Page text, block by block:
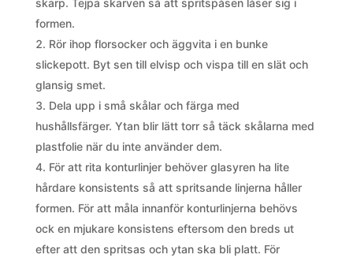
skarp. Tejpa skarven så att spritspåsen låser sig i
formen.
Rör ihop florsocker och äggvita i en bunke
slickepott. Byt sen till elvisp och vispa till en slät och
glansig smet.
Dela upp i små skålar och färga med
hushållsfärger. Ytan blir lätt torr så täck skålarna med
plastfolie när du inte använder dem.
För att rita konturlinjer behöver glasyren ha lite
hårdare konsistents så att spritsande linjerna håller
formen. För att måla innanför konturlinjerna behövs
ock en mjukare konsistens eftersom den breds ut
efter att den spritsas och ytan ska bli platt. För